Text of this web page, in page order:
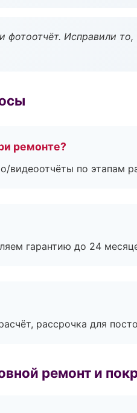
фотоотчёт. Исправили то,
ремонте?
видеоотчёты по этапам
гарантию до 24
рассрочка для
ремонт и